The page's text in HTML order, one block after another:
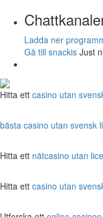
Ladda ner
Gå till snackis Just
Hitta ett casino utan
bästa casino utan svensk
Hitta ett nätcasino utan
Hitta ett casino utan